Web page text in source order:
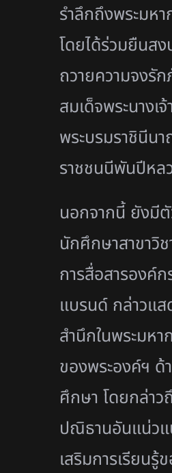
รำลึกถึงพระมห
โดยได้ร่วมยืนส
ถวายความจงรั
สมเด็จพระนางเ
พระบรมราชินีน
ราชชนนีพันปีหล
นอกจากนี้ ยังมี
นักศึกษาสาขาวิ
การสื่อสารองค์ก
แบรนด์ กล่าวแส
สำนึกในพระมห
ของพระองค์ฯ ด้
ศึกษา โดยกล่าว
ปณิธานอันแน่วแ
เสริมการเรียนรู้